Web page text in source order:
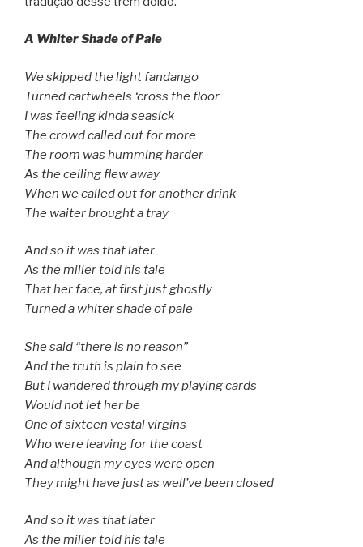
A Whiter Shade of Pale
We skipped the light fandango
Turned cartwheels ‘cross the floor
I was feeling kinda seasick
The crowd called out for more
The room was humming harder
As the ceiling flew away
When we called out for another drink
The waiter brought a tray
And so it was that later
As the miller told his tale
That her face, at first just ghostly
Turned a whiter shade of pale
She said “there is no reason”
And the truth is plain to see
But I wandered through my playing cards
Would not let her be
One of sixteen vestal virgins
Who were leaving for the coast
And although my eyes were open
They might have just as well’ve been closed
And so it was that later
As the miller told his tale